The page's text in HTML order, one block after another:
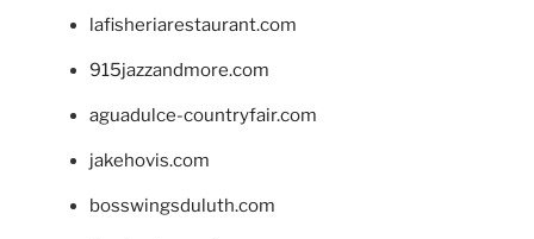
lafisheriarestaurant.com
915jazzandmore.com
aguadulce-countryfair.com
jakehovis.com
bosswingsduluth.com